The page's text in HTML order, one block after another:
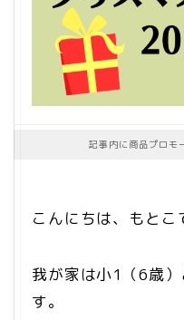
記事内に商品プロモ
こんにちは、もとこ
我が家は小1（6歳
す。